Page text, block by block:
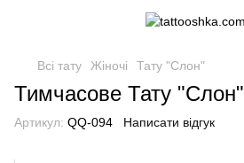
Всі тату Жіночі Тату "Слон"
Тимчасове Тату "Слон"
Артикул: QQ-094 Написати відгук